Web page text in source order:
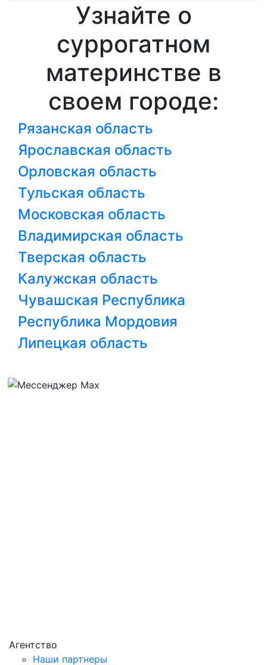
Узнайте о
суррогатном
материнстве в
своем городе:
Рязанская область
Ярославская область
Орловская область
Тульская область
Московская область
Владимирская область
Тверская область
Калужская область
Чувашская Республика
Республика Мордовия
Липецкая область
Агентство
Наши партнеры